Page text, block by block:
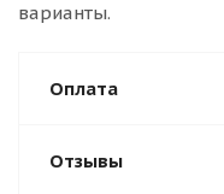
варианты.
Оплата
Отзывы